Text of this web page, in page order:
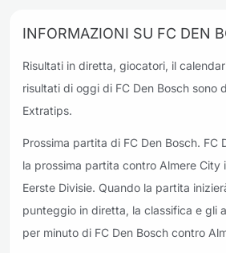
INFORMAZIONI SU FC DEN
Risultati in diretta, giocatori, il
risultati di oggi di FC Den Bosch sono
Extratips.
Prossima partita di FC Den Bosch. FC
la prossima partita contro Almere
Eerste Divisie. Quando la partita
punteggio in diretta, la classifica e gli
per minuto di FC Den Bosch contro